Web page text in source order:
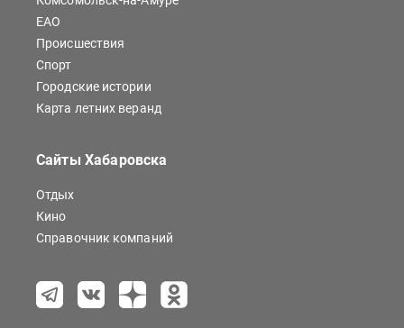
ЕАО
Происшествия
Спорт
Городские истории
Карта летних веранд
Сайты Хабаровска
Отдых
Кино
Справочник компаний